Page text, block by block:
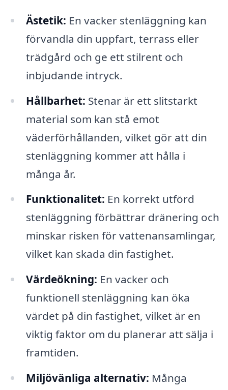
Ästetik: En vacker stenläggning kan
förvandla din uppfart, terrass eller
trädgård och ge ett stilrent och
inbjudande intryck.
Hållbarhet: Stenar är ett slitstarkt
material som kan stå emot
väderförhållanden, vilket gör att din
stenläggning kommer att hålla i
många år.
Funktionalitet: En korrekt utförd
stenläggning förbättrar dränering och
minskar risken för vattenansamlingar,
vilket kan skada din fastighet.
Värdeökning: En vacker och
funktionell stenläggning kan öka
värdet på din fastighet, vilket är en
viktig faktor om du planerar att sälja i
framtiden.
Miljövänliga alternativ: Många